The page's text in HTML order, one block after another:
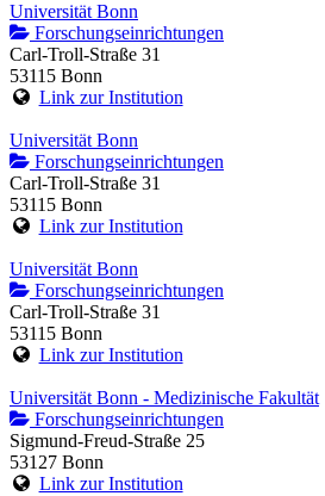
Universität Bonn
Forschungseinrichtungen
Carl-Troll-Straße 31
53115 Bonn
Link zur Institution
Universität Bonn
Forschungseinrichtungen
Carl-Troll-Straße 31
53115 Bonn
Link zur Institution
Universität Bonn
Forschungseinrichtungen
Carl-Troll-Straße 31
53115 Bonn
Link zur Institution
Universität Bonn - Medizinische Fakultät
Forschungseinrichtungen
Sigmund-Freud-Straße 25
53127 Bonn
Link zur Institution